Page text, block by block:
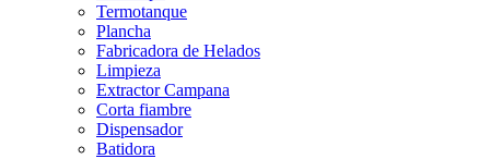
Termotanque
Plancha
Fabricadora de Helados
Limpieza
Extractor Campana
Corta fiambre
Dispensador
Batidora